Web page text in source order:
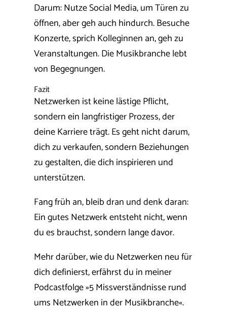
Darum: Nutze Social Media, um Türen zu
öffnen, aber geh auch hindurch. Besuche
Konzerte, sprich Kolleginnen an, geh zu
Veranstaltungen. Die Musikbranche lebt
von Begegnungen.
Fazit
Netzwerken ist keine lästige Pflicht,
sondern ein langfristiger Prozess, der
deine Karriere trägt. Es geht nicht darum,
dich zu verkaufen, sondern Beziehungen
zu gestalten, die dich inspirieren und
unterstützen.
Fang früh an, bleib dran und denk daran:
Ein gutes Netzwerk entsteht nicht, wenn
du es brauchst, sondern lange davor.
Mehr darüber, wie du Netzwerken neu für
dich definierst, erfährst du in meiner
Podcastfolge »5 Missverständnisse rund
ums Netzwerken in der Musikbranche«.